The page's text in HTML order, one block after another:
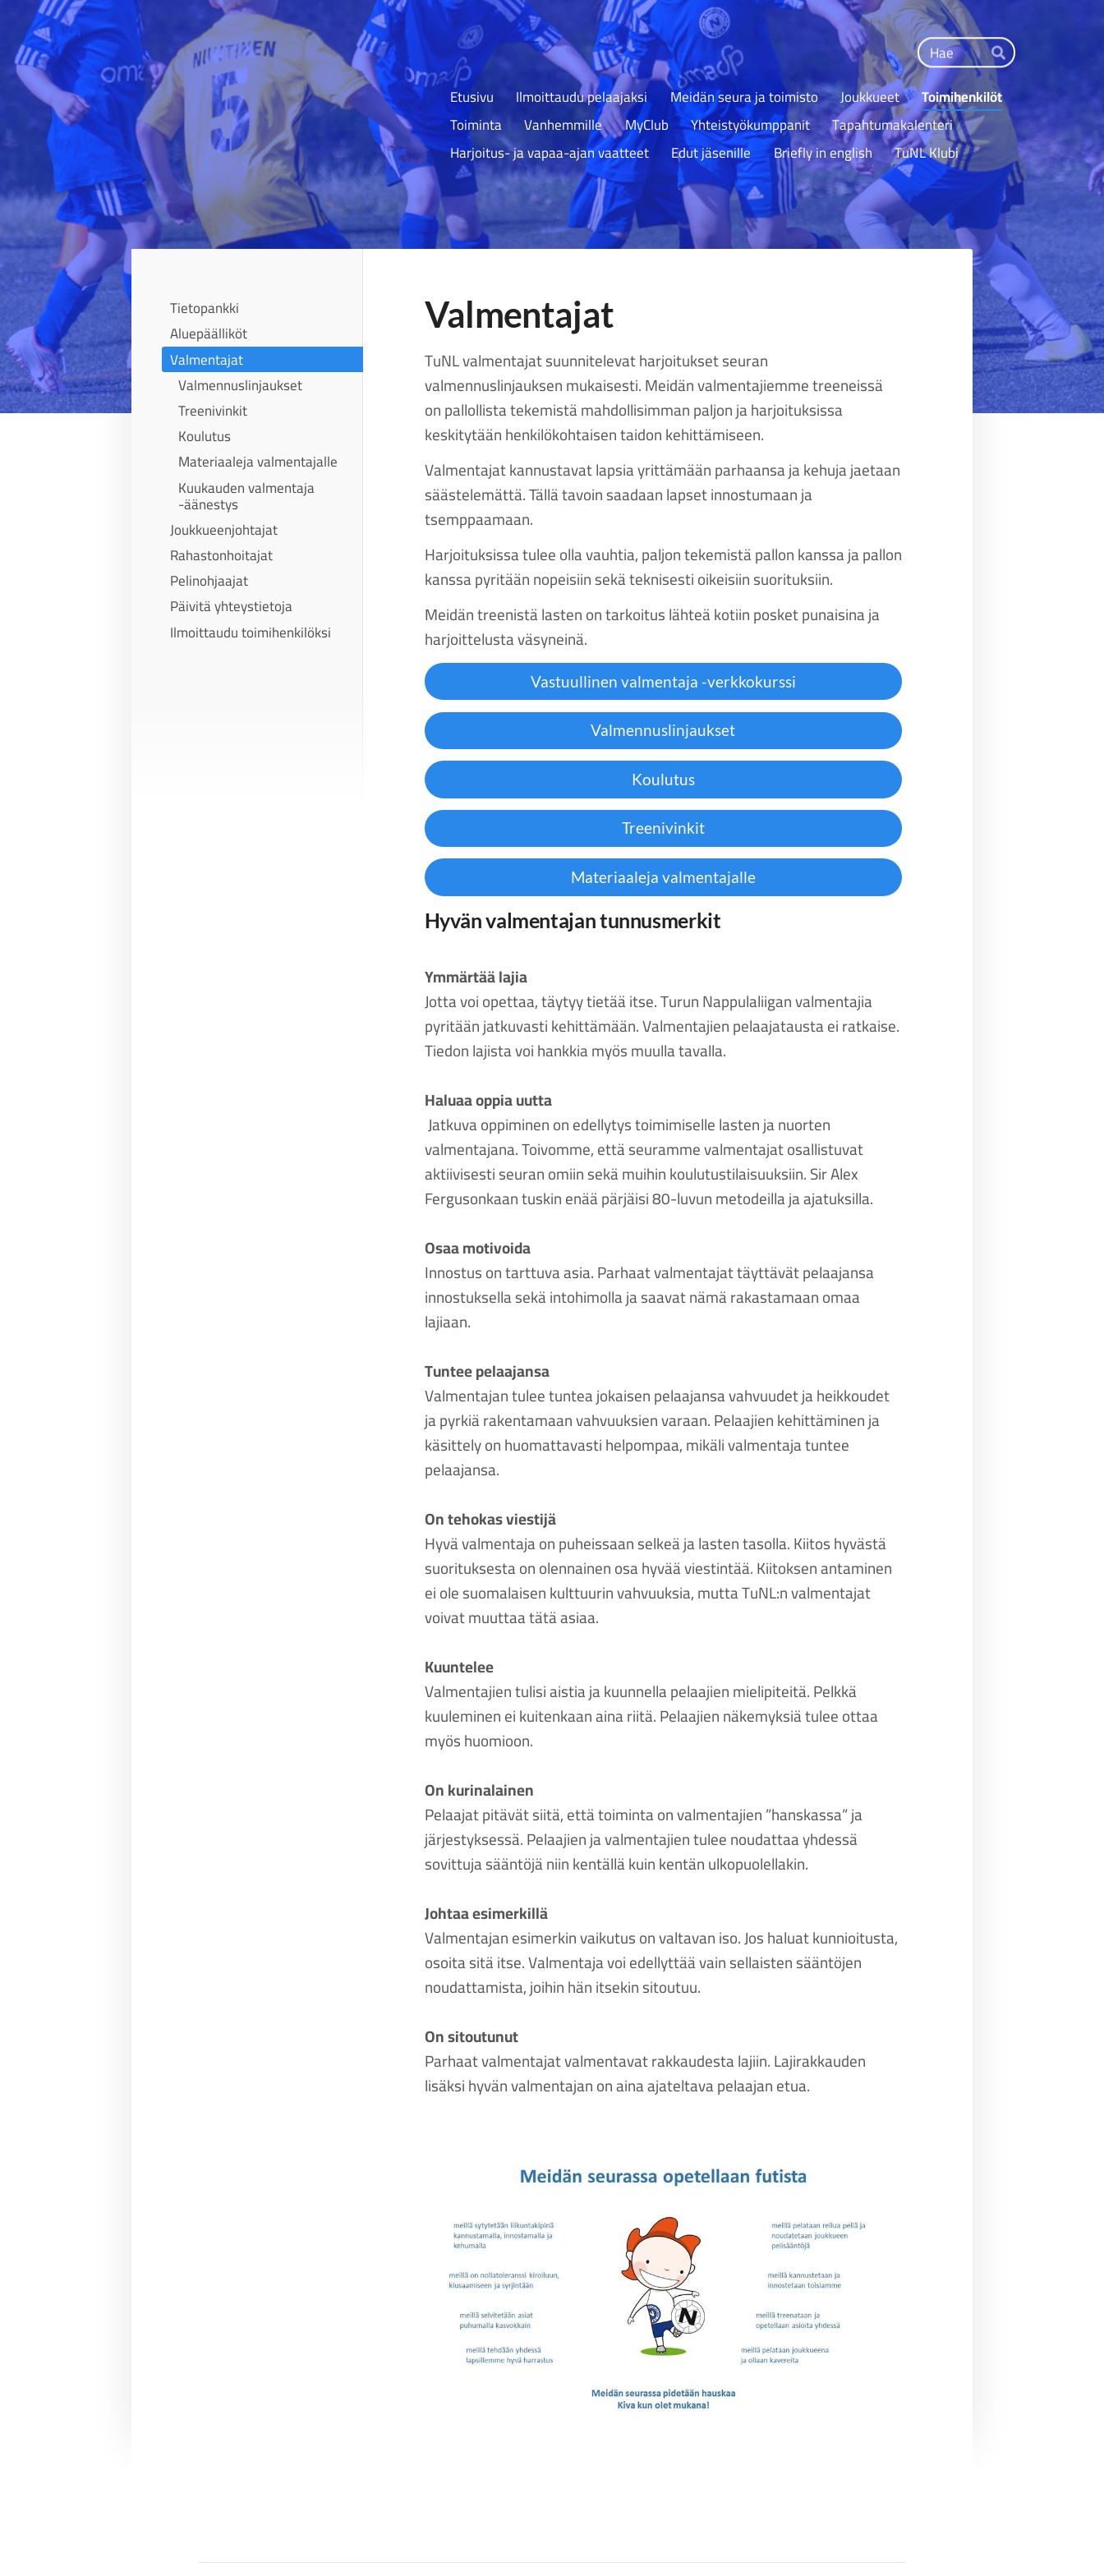
Siirry
sivun
sisältöön
Haku
Hae
Sivuston etusivulle Etusivu Ilmoittaudu pelaajaksi Meidän seura ja toimisto Joukkueet
Toimihenkilöt
Toiminta
Vanhemmille MyClub Yhteistyökumppanit
Tapahtumakalenteri
Harjoitus- ja vapaa-ajan vaatteet
Edut jäsenille Briefly in english TuNL Klubi
Tietopankki
Aluepäälliköt
Valmentajat
Valmennuslinjaukset
Treenivinkit
Koulutus
Materiaaleja valmentajalle
Kuukauden valmentaja
-äänestys
Joukkueenjohtajat
Rahastonhoitajat
Pelinohjaajat
Päivitä yhteystietoja
Ilmoittaudu toimihenkilöksi
Valmentajat
TuNL valmentajat suunnitelevat harjoitukset seuran
valmennuslinjauksen mukaisesti. Meidän valmentajiemme treeneissä
on pallollista tekemistä mahdollisimman paljon ja harjoituksissa
keskitytään henkilökohtaisen taidon kehittämiseen.
Valmentajat kannustavat lapsia yrittämään parhaansa ja kehuja jaetaan
säästelemättä. Tällä tavoin saadaan lapset innostumaan ja
tsemppaamaan.
Harjoituksissa tulee olla vauhtia, paljon tekemistä pallon kanssa ja pallon
kanssa pyritään nopeisiin sekä teknisesti oikeisiin suorituksiin.
Meidän treenistä lasten on tarkoitus lähteä kotiin posket punaisina ja
harjoittelusta väsyneinä.
Vastuullinen valmentaja -verkkokurssi
Valmennuslinjaukset
Koulutus
Treenivinkit
Materiaaleja valmentajalle
Hyvän valmentajan tunnusmerkit
Ymmärtää lajia
Jotta voi opettaa, täytyy tietää itse. Turun Nappulaliigan valmentajia
pyritään jatkuvasti kehittämään. Valmentajien pelaajatausta ei ratkaise.
Tiedon lajista voi hankkia myös muulla tavalla.
Haluaa oppia uutta
Jatkuva oppiminen on edellytys toimimiselle lasten ja nuorten
valmentajana. Toivomme, että seuramme valmentajat osallistuvat
aktiivisesti seuran omiin sekä muihin koulutustilaisuuksiin. Sir Alex
Fergusonkaan tuskin enää pärjäisi 80-luvun metodeilla ja ajatuksilla.
Osaa motivoida
Innostus on tarttuva asia. Parhaat valmentajat täyttävät pelaajansa
innostuksella sekä intohimolla ja saavat nämä rakastamaan omaa
lajiaan.
Tuntee pelaajansa
Valmentajan tulee tuntea jokaisen pelaajansa vahvuudet ja heikkoudet
ja pyrkiä rakentamaan vahvuuksien varaan. Pelaajien kehittäminen ja
käsittely on huomattavasti helpompaa, mikäli valmentaja tuntee
pelaajansa.
On tehokas viestijä
Hyvä valmentaja on puheissaan selkeä ja lasten tasolla. Kiitos hyvästä
suorituksesta on olennainen osa hyvää viestintää. Kiitoksen antaminen
ei ole suomalaisen kulttuurin vahvuuksia, mutta TuNL:n valmentajat
voivat muuttaa tätä asiaa.
Kuuntelee
Valmentajien tulisi aistia ja kuunnella pelaajien mielipiteitä. Pelkkä
kuuleminen ei kuitenkaan aina riitä. Pelaajien näkemyksiä tulee ottaa
myös huomioon.
On kurinalainen
Pelaajat pitävät siitä, että toiminta on valmentajien ”hanskassa” ja
järjestyksessä. Pelaajien ja valmentajien tulee noudattaa yhdessä
sovittuja sääntöjä niin kentällä kuin kentän ulkopuolellakin.
Johtaa esimerkillä
Valmentajan esimerkin vaikutus on valtavan iso. Jos haluat kunnioitusta,
osoita sitä itse. Valmentaja voi edellyttää vain sellaisten sääntöjen
noudattamista, joihin hän itsekin sitoutuu.
On sitoutunut
Parhaat valmentajat valmentavat rakkaudesta lajiin. Lajirakkauden
lisäksi hyvän valmentajan on aina ajateltava pelaajan etua.